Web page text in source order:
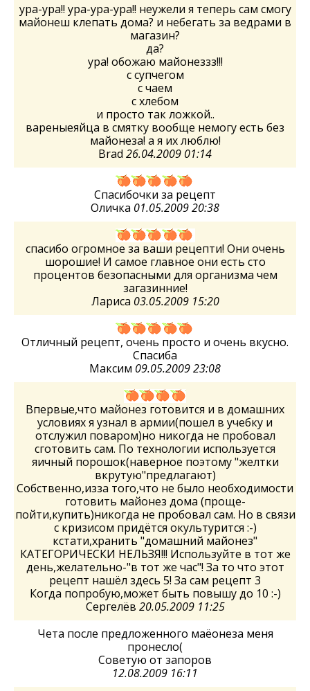
ура-ура!! ура-ура-ура!! неужели я теперь сам смогу
майонеш клепать дома? и небегать за ведрами в
магазин?
да?
ура! обожаю майонеззз!!!
с супчегом
с чаем
с хлебом
и просто так ложкой..
вареныеяйца в смятку вообще немогу есть без
майонеза! а я их люблю!
Brad 26.04.2009 01:14
Спасибочки за рецепт
Оличка 01.05.2009 20:38
спасибо огромное за ваши рецепти! Они очень
шорошие! И самое главное они есть сто
процентов безопасными для организма чем
загазинние!
Лариса 03.05.2009 15:20
Отличный рецепт, очень просто и очень вкусно.
Спасиба
Максим 09.05.2009 23:08
Впервые,что майонез готовится и в домашних
условиях я узнал в армии(пошел в учебку и
отслужил поваром)но никогда не пробовал
сготовить сам. По технологии используется
яичный порошок(наверное поэтому "желтки
вкрутую"предлагают)
Собственно,изза того,что не было необходимости
готовить майонез дома (проще-
пойти,купить)никогда не пробовал сам. Но в связи
с кризисом придётся окультурится :-)
кстати,хранить "домашний майонез"
КАТЕГОРИЧЕСКИ НЕЛЬЗЯ!!! Используйте в тот же
день,желательно-"в тот же час"! За то что этот
рецепт нашёл здесь 5! За сам рецепт 3
Когда попробую,может быть повышу до 10 :-)
Сергелёв 20.05.2009 11:25
Чета после предложенного маёонеза меня
пронесло(
Советую от запоров
12.08.2009 16:11